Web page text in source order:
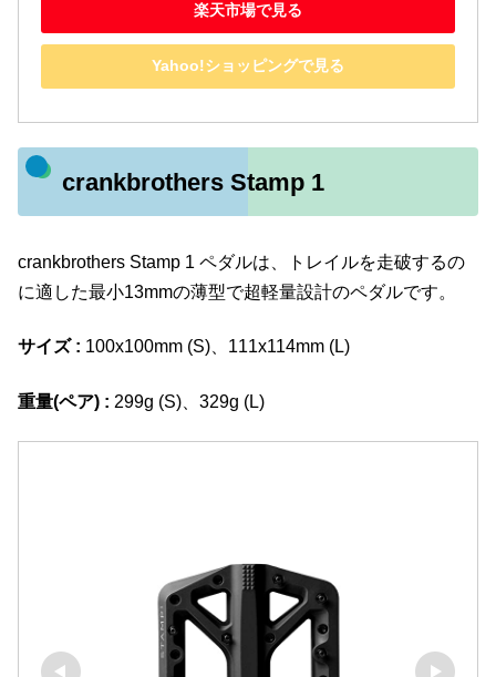
楽天市場で見る
Yahoo!ショッピングで見る
crankbrothers Stamp 1
crankbrothers Stamp 1 ペダルは、トレイルを走破するの
に適した最小13mmの薄型で超軽量設計のペダルです。
サイズ : 100x100mm (S)、111x114mm (L)
重量(ペア) : 299g (S)、329g (L)